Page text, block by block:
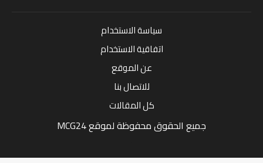
سياسة الاستخدام
اتفاقية الاستخدام
عن الموقع
للاتصال بنا
كل المقالات
جميع الحقوق محفوظة لموقع MCG24